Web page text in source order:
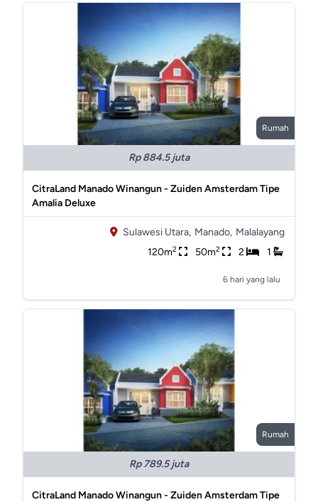
Rumah
Rp 884.5 juta
CitraLand Manado Winangun - Zuiden Amsterdam Tipe
Amalia Deluxe
Sulawesi Utara, Manado, Malalayang
120m2 50m2 2 1
6 hari yang lalu
Rumah
Rp 789.5 juta
CitraLand Manado Winangun - Zuiden Amsterdam Tipe